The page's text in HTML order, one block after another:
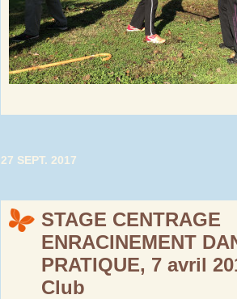
27 SEPT. 2017
STAGE CENTRAGE
ENRACINEMENT
PRATIQUE, 7 avril
Club